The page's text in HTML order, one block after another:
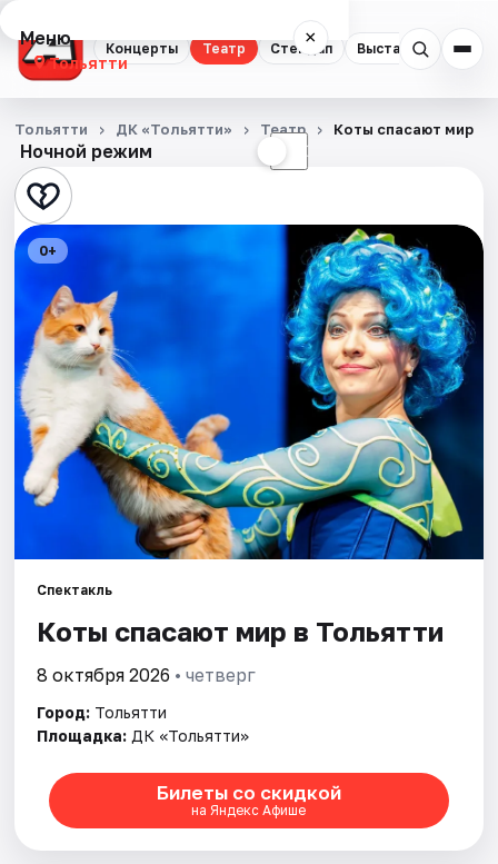
Концерты Театр Стендап Выставки Спорт
Меню ×
Тольятти
Концерты
Театр
Стендап
Спорт
События
Города
Площадки
Артисты
Ночной режим ☾
Тольятти ДК «Тольятти» Театр Коты спасают мир
0+
Спектакль
Коты спасают мир в Тольятти
8 октября 2026 • четверг
Город: Тольятти
Площадка: ДК «Тольятти»
Билеты со скидкой
на Яндекс Афише